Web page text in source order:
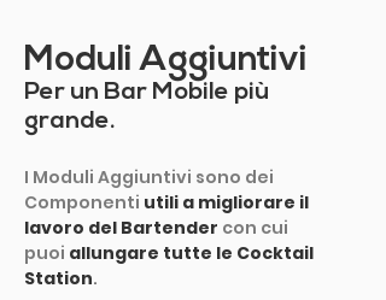
Moduli Aggiuntivi
Per un Bar Mobile più
grande.
I Moduli Aggiuntivi sono dei
Componenti utili a migliorare il
lavoro del Bartender con cui
puoi allungare tutte le Cocktail
Station.